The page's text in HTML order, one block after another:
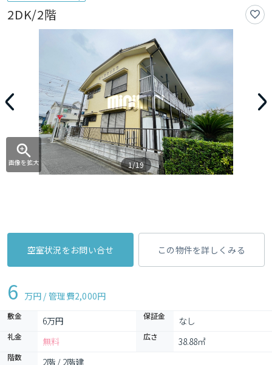
2DK/2階
画像を拡大 1/19
空室状況をお問い合せ この物件を詳しくみる
6 万円 / 管理費2,000円
敷金 6万円 保証金 なし
礼金 無料 広さ 38.88㎡
階数 2階 / 2階建